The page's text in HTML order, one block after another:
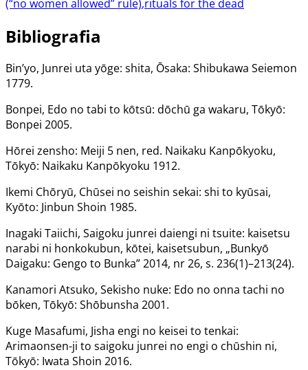
(“no women allowed” rule),rituals for the dead
Bibliografia
Bin’yo, Junrei uta yōge: shita, Ōsaka: Shibukawa Seiemon
1779.
Bonpei, Edo no tabi to kōtsū: dōchū ga wakaru, Tōkyō:
Bonpei 2005.
Hōrei zensho: Meiji 5 nen, red. Naikaku Kanpōkyoku,
Tōkyō: Naikaku Kanpōkyoku 1912.
Ikemi Chōryū, Chūsei no seishin sekai: shi to kyūsai,
Kyōto: Jinbun Shoin 1985.
Inagaki Taiichi, Saigoku junrei daiengi ni tsuite: kaisetsu
narabi ni honkokubun, kōtei, kaisetsubun, „Bunkyō
Daigaku: Gengo to Bunka” 2014, nr 26, s. 236(1)–213(24).
Kanamori Atsuko, Sekisho nuke: Edo no onna tachi no
bōken, Tōkyō: Shōbunsha 2001.
Kuge Masafumi, Jisha engi no keisei to tenkai:
Arimaonsen-ji to saigoku junrei no engi o chūshin ni,
Tōkyō: Iwata Shoin 2016.